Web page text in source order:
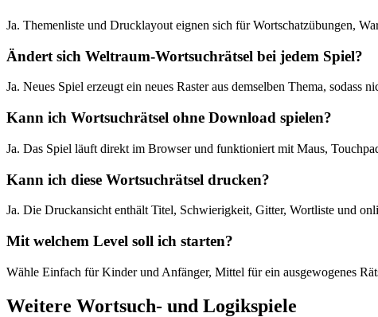
Ja. Themenliste und Drucklayout eignen sich für Wortschatzübungen,
Ändert sich Weltraum-Wortsuchrätsel bei jedem Spiel?
Ja. Neues Spiel erzeugt ein neues Raster aus demselben Thema, sodass
Kann ich Wortsuchrätsel ohne Download spielen?
Ja. Das Spiel läuft direkt im Browser und funktioniert mit Maus,
Kann ich diese Wortsuchrätsel drucken?
Ja. Die Druckansicht enthält Titel, Schwierigkeit, Gitter, Wortliste und
Mit welchem Level soll ich starten?
Wähle Einfach für Kinder und Anfänger, Mittel für ein ausgewogenes
Weitere Wortsuch- und Logikspiele